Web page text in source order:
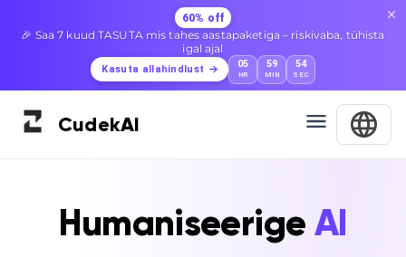
60% off
🎉 Saa 7 kuud TASUTA mis tahes aastapaketiga – riskivaba, tühista
igal ajal
Kasuta allahindlust 05
HR
59
MIN
53
SEC
CudekAI
Humaniseerige AI